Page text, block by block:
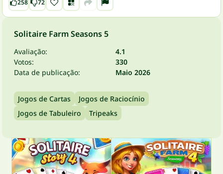
258 72
Solitaire Farm Seasons 5
Avaliação:
4.1
Votos:
330
Data de publicação:
Maio 2026
Jogos de Cartas
Jogos de Raciocínio
Jogos de Tabuleiro
Tripeaks